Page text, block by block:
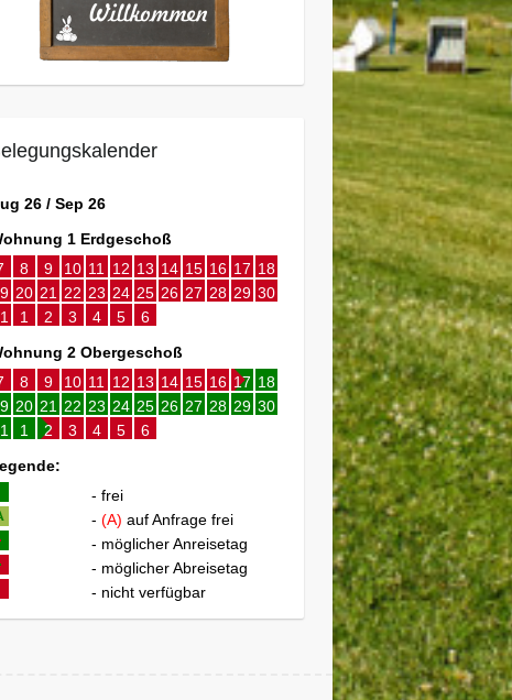
26 / Sep 26
1 Erdgeschoß
8 9 10 11 12 13 14 15 16 17 18
20 21 22 23 24 25 26 27 28 29 30
1 2 3 4 5
6
2 Obergeschoß
8 9 10 11 12 13 14 15 16 17 18
20 21 22 23 24 25 26 27 28 29 30
1 2 3 4 5
6
- frei
- (A) auf Anfrage frei
- möglicher Anreisetag
- möglicher Abreisetag
- nicht verfügbar